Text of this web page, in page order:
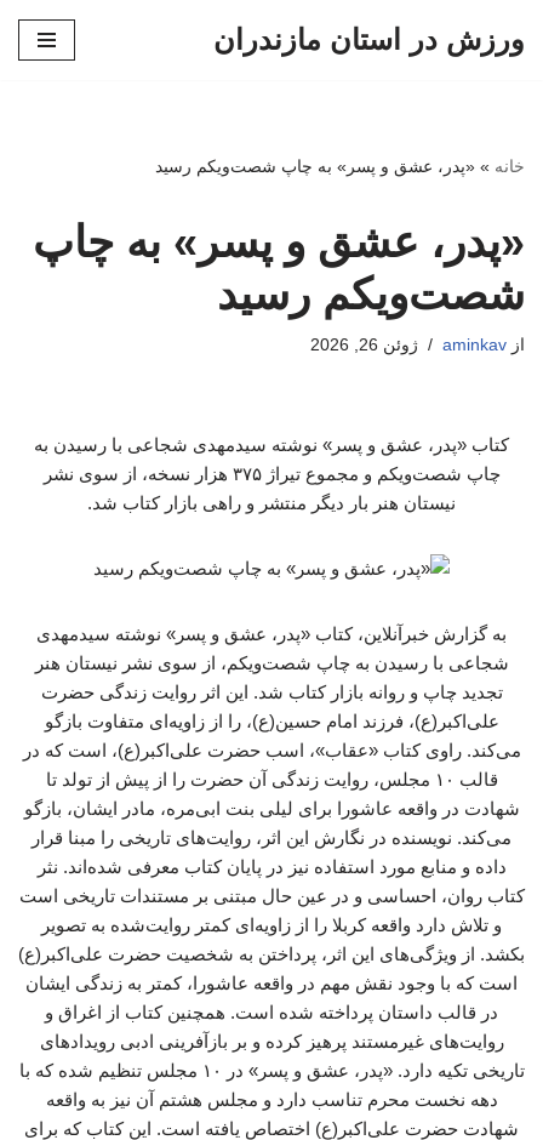
ورزش در استان مازندران
خانه » «پدر، عشق و پسر» به چاپ شصت‌ویکم رسید
«پدر، عشق و پسر» به چاپ
شصت‌ویکم رسید
از aminkav ژوئن 26, 2026
کتاب «پدر، عشق و پسر» نوشته سیدمهدی شجاعی با رسیدن به
چاپ شصت‌ویکم و مجموع تیراژ ۳۷۵ هزار نسخه، از سوی نشر
نیستان هنر بار دیگر منتشر و راهی بازار کتاب شد.
به گزارش خبرآنلاین، کتاب «پدر، عشق و پسر» نوشته سیدمهدی
شجاعی با رسیدن به چاپ شصت‌ویکم، از سوی نشر نیستان هنر
تجدید چاپ و روانه بازار کتاب شد. این اثر روایت زندگی حضرت
علی‌اکبر(ع)، فرزند امام حسین(ع)، را از زاویه‌ای متفاوت بازگو
می‌کند. راوی کتاب «عقاب»، اسب حضرت علی‌اکبر(ع)، است که در
قالب ۱۰ مجلس، روایت زندگی آن حضرت را از پیش از تولد تا
شهادت در واقعه عاشورا برای لیلی بنت ابی‌مره، مادر ایشان، بازگو
می‌کند. نویسنده در نگارش این اثر، روایت‌های تاریخی را مبنا قرار
داده و منابع مورد استفاده نیز در پایان کتاب معرفی شده‌اند. نثر
کتاب روان، احساسی و در عین حال مبتنی بر مستندات تاریخی است
و تلاش دارد واقعه کربلا را از زاویه‌ای کمتر روایت‌شده به تصویر
بکشد. از ویژگی‌های این اثر، پرداختن به شخصیت حضرت علی‌اکبر(ع)
است که با وجود نقش مهم در واقعه عاشورا، کمتر به زندگی ایشان
در قالب داستان پرداخته شده است. همچنین کتاب از اغراق و
روایت‌های غیرمستند پرهیز کرده و بر بازآفرینی ادبی رویدادهای
تاریخی تکیه دارد. «پدر، عشق و پسر» در ۱۰ مجلس تنظیم شده که با
دهه نخست محرم تناسب دارد و مجلس هشتم آن نیز به واقعه
شهادت حضرت علی‌اکبر(ع) اختصاص یافته است. این کتاب که برای